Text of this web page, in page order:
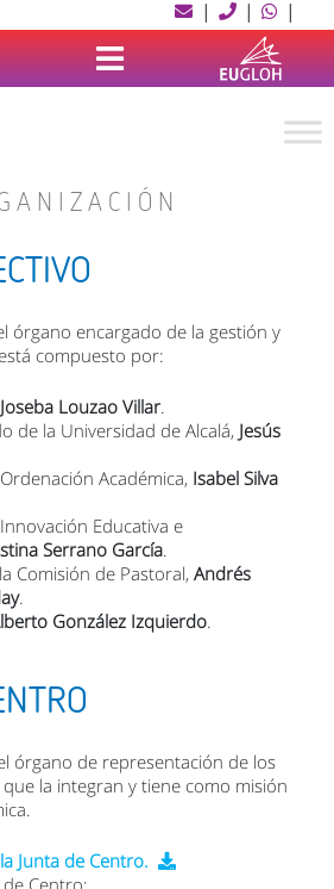
| | |
órgano encargado de la gestión y
compuesto por:
Joseba Louzao Villar.
de la Universidad de Alcalá, Jesús
Académica, Isabel Silva
Educativa e
Serrano García.
Comisión de Pastoral, Andrés
.
González Izquierdo.
órgano de representación de los
la integran y tiene como misión
Junta de Centro.
Centro: